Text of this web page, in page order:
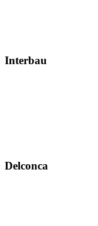
Interbau
Delconca